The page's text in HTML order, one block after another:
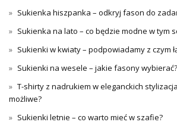
Sukienka hiszpanka – odkryj fason do
Sukienka na lato – co będzie modne w tym
Sukienki w kwiaty – podpowiadamy z czym
Sukienki na wesele – jakie fasony wybierać?
T-shirty z nadrukiem w eleganckich
możliwe?
Sukienki letnie – co warto mieć w szafie?